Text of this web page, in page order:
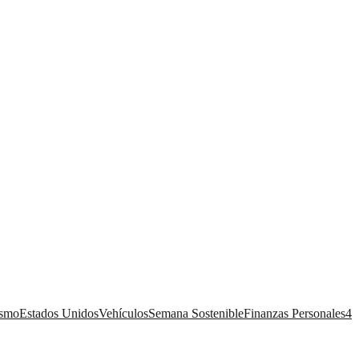
Estados UnidosVehículosSemana SostenibleFinanzas Personales4